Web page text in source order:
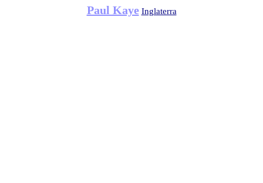
Paul Kaye Inglaterra